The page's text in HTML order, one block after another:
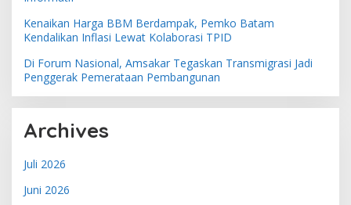
Kenaikan Harga BBM Berdampak, Pemko Batam
Kendalikan Inflasi Lewat Kolaborasi TPID
Di Forum Nasional, Amsakar Tegaskan Transmigrasi Jadi
Penggerak Pemerataan Pembangunan
Archives
Juli 2026
Juni 2026